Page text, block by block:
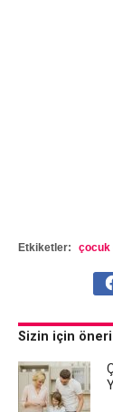
Etkiketler: çocuk
Sizin için